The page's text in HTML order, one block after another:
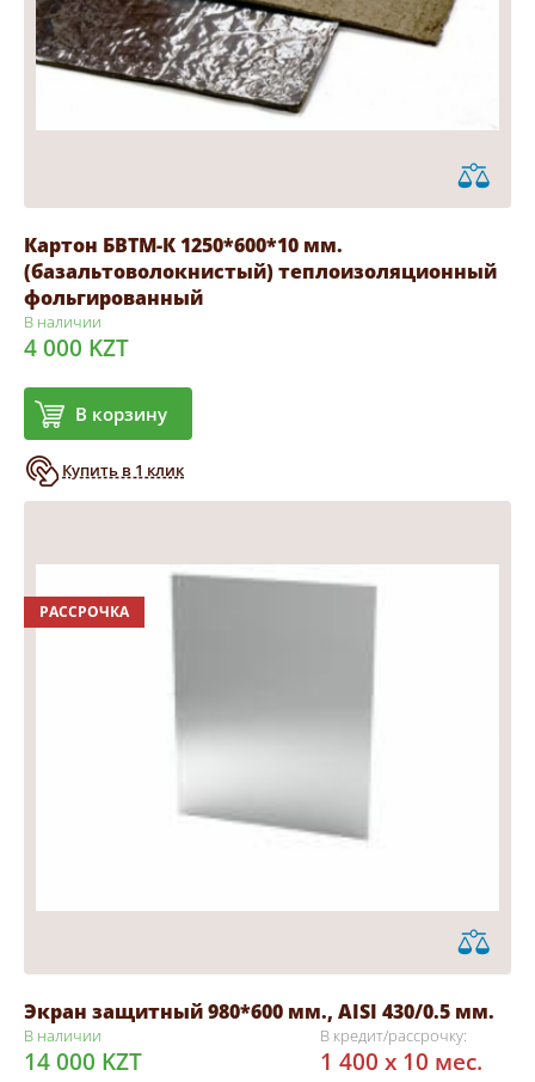
Картон БВТМ-К 1250*600*10 мм.
(базальтоволокнистый) теплоизоляционный
фольгированный
В наличии
4 000 KZT
В корзину
Купить в 1 клик
РАССРОЧКА
Экран защитный 980*600 мм., AISI 430/0.5 мм.
В наличии
14 000 KZT
В кредит/рассрочку:
1 400 x 10 мес.